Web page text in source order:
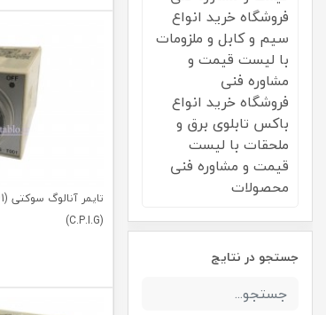
فروشگاه خرید انواع
سیم و کابل و ملزومات
با لیست قیمت و
مشاوره فنی
فروشگاه خرید انواع
باکس تابلوی برق و
ملحقات با لیست
قیمت و مشاوره فنی
محصولات
جستجو در نتایج
(C.P.I.G)